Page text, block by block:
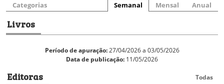
Categorias Semanal Mensal Anual
Livros
Período de apuração:27/04/2026 a 03/05/2026
Data de publicação: 11/05/2026
Editoras Todas